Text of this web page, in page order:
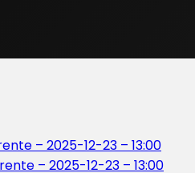
– 2025-12-23 – 13:00
– 2025-12-23 – 13:00